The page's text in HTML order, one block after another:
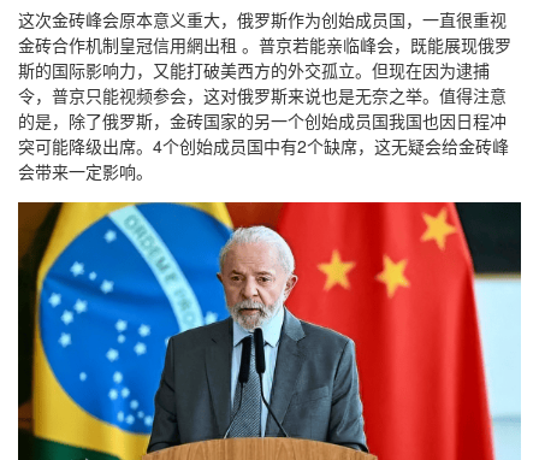
这次金砖峰会原本意义重大，俄罗斯作为创始成员国，一直很重视
金砖合作机制皇冠信用網出租 。普京若能亲临峰会，既能展现俄罗
斯的国际影响力，又能打破美西方的外交孤立。但现在因为逮捕
令，普京只能视频参会，这对俄罗斯来说也是无奈之举。值得注意
的是，除了俄罗斯，金砖国家的另一个创始成员国我国也因日程冲
突可能降级出席。4个创始成员国中有2个缺席，这无疑会给金砖峰
会带来一定影响。